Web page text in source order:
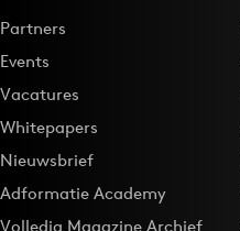
Partners
Events
Vacatures
Whitepapers
Nieuwsbrief
Adformatie Academy
Volledig Magazine Archief